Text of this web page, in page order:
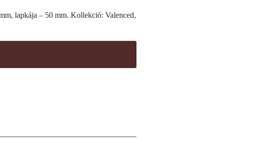
lapkája – 50 mm. Kollekció: Valenced,